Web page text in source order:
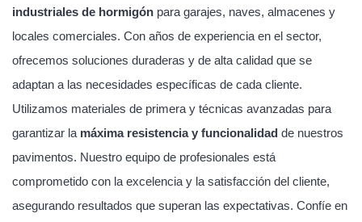
industriales de hormigón para garajes, naves, almacenes y
locales comerciales. Con años de experiencia en el sector,
ofrecemos soluciones duraderas y de alta calidad que se
adaptan a las necesidades específicas de cada cliente.
Utilizamos materiales de primera y técnicas avanzadas para
garantizar la máxima resistencia y funcionalidad de nuestros
pavimentos. Nuestro equipo de profesionales está
comprometido con la excelencia y la satisfacción del cliente,
asegurando resultados que superan las expectativas. Confíe en